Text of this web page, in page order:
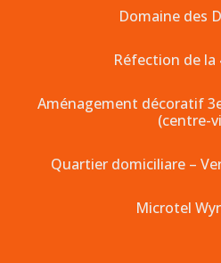
Domaine des
Réfection de la
Aménagement décoratif
(centre-
Quartier domiciliare –
Microtel